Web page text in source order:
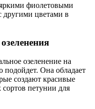
фиолетовыми
другими цветами в
озеленение на
подойдет. Она обладает
создают красивые
петунии для